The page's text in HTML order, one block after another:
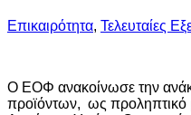
Επικαιρότητα, Τελευταίες
Ο ΕΟΦ ανακοίνωσε την
προϊόντων, ως προληπτικό